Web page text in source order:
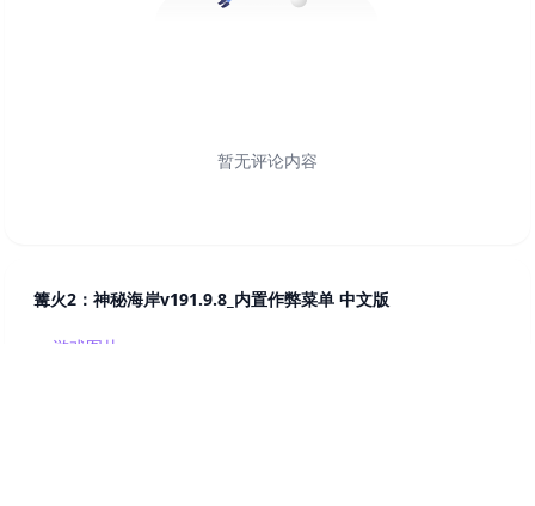
暂无评论内容
篝火2：神秘海岸v191.9.8_内置作弊菜单 中文版
游戏图片